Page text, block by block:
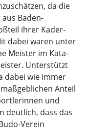
da die
Baden-
ihrer Kader-
dabei waren unter
Meister im Kata-
Unterstützt
dabei wie immer
Anteil
und
deutlich, dass das
Verein